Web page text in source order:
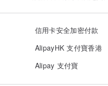
信用卡安全加密付款
AlipayHK 支付寶香港
Alipay 支付寶